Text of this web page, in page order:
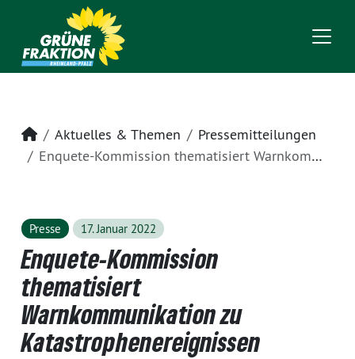
Startseite
Aktuelles & Themen
Pressemitteilungen
Enquete-Kommission thematisiert Warnkommunikation zu Katastrophenereignissen
Presse 17. Januar 2022
Enquete-Kommission
thematisiert
Warnkommunikation zu
Katastrophenereignissen